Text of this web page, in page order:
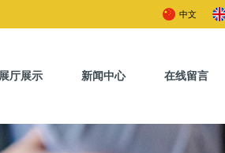
中文
展厅展示 新闻中心 在线留言